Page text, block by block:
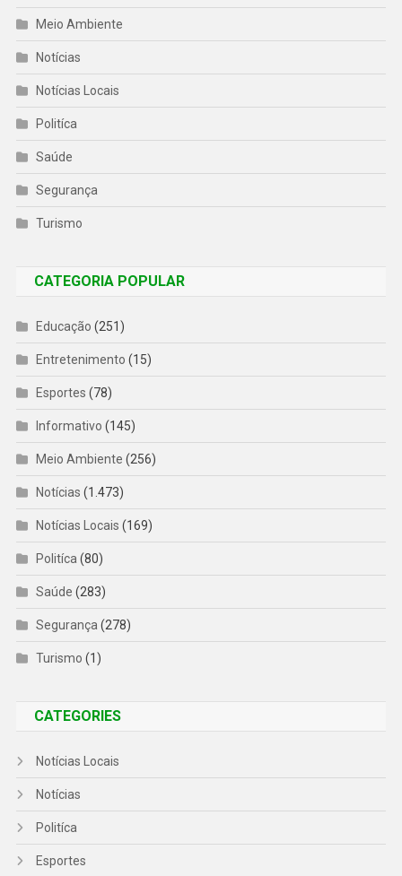
Meio Ambiente
Notícias
Notícias Locais
Politíca
Saúde
Segurança
Turismo
CATEGORIA POPULAR
Educação (251)
Entretenimento (15)
Esportes (78)
Informativo (145)
Meio Ambiente (256)
Notícias (1.473)
Notícias Locais (169)
Politíca(80)
Saúde (283)
Segurança(278)
Turismo (1)
CATEGORIES
Notícias Locais
Notícias
Politíca
Esportes